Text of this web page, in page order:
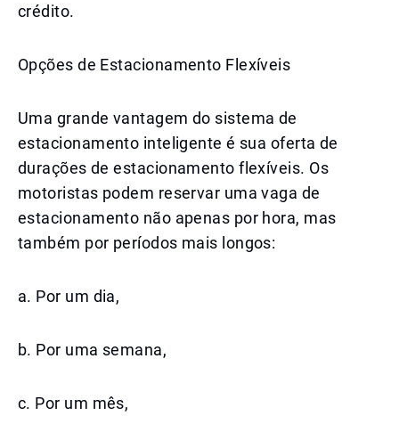
crédito.
Opções de Estacionamento Flexíveis
Uma grande vantagem do sistema de
estacionamento inteligente é sua oferta de
durações de estacionamento flexíveis. Os
motoristas podem reservar uma vaga de
estacionamento não apenas por hora, mas
também por períodos mais longos:
a. Por um dia,
b. Por uma semana,
c. Por um mês,